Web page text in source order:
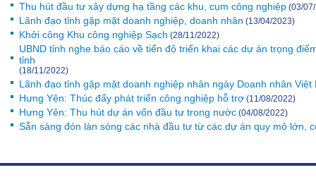
Thu hút đầu tư xây dựng hạ tầng các khu, cụm công nghiệp (03/
Lãnh đạo tỉnh gặp mặt doanh nghiệp, doanh nhân (13/04/2023)
Khởi công Khu công nghiệp Sạch (28/11/2022)
UBND tỉnh nghe báo cáo về tiến độ triển khai các dự án trọng
tỉnh
(18/11/2022)
Lãnh đạo tỉnh gặp mặt doanh nghiệp nhân ngày Doanh nhân Việt
Hưng Yên: Thúc đẩy phát triển công nghiệp hỗ trợ (11/08/2022)
Hưng Yên: Thu hút dự án vốn đầu tư trong nước (04/08/2022)
Sẵn sàng đón làn sóng các nhà đầu tư từ các dự án quy mô lớn,